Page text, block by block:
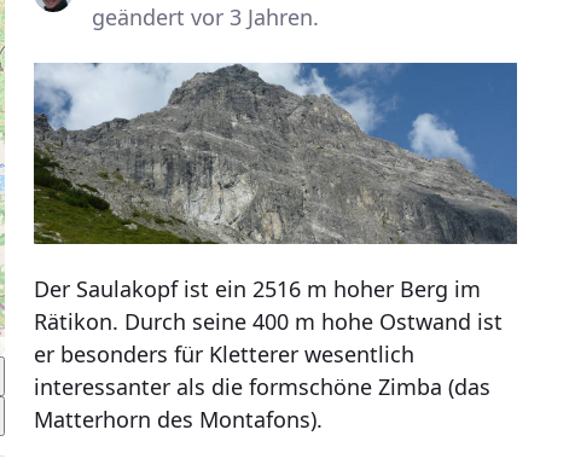
geändert vor 3 Jahren.
Der Saulakopf ist ein 2516 m hoher Berg im
Rätikon. Durch seine 400 m hohe Ostwand ist
er besonders für Kletterer wesentlich
interessanter als die formschöne Zimba (das
Matterhorn des Montafons).